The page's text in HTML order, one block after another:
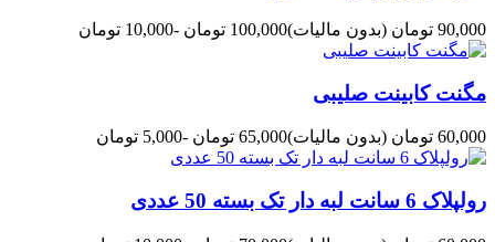
90,000 تومان (بدون مالیات)100,000 تومان -10,000 تومان
مگنت کابینت صلیبی
60,000 تومان (بدون مالیات)65,000 تومان -5,000 تومان
رولپلاک 6 سانت لبه دار تک بسته 50 عددی